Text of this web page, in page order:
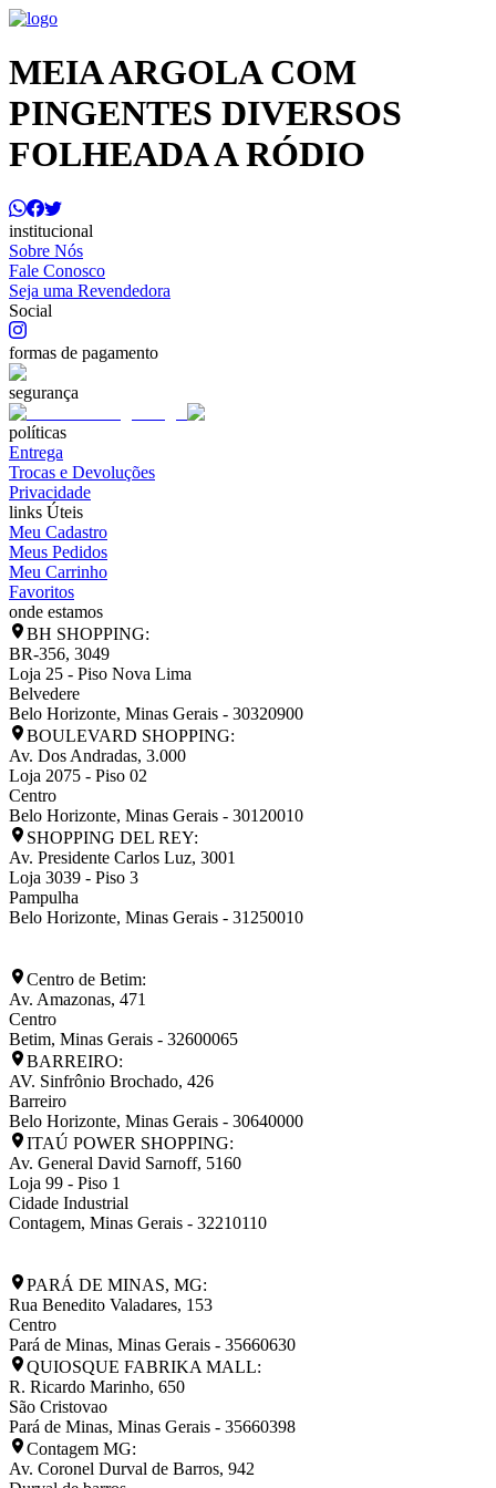
MEIA ARGOLA COM
PINGENTES DIVERSOS
FOLHEADA A RÓDIO
institucional
Sobre Nós
Fale Conosco
Seja uma Revendedora
Social
formas de pagamento
segurança
políticas
Entrega
Trocas e Devoluções
Privacidade
links Úteis
Meu Cadastro
Meus Pedidos
Meu Carrinho
Favoritos
onde estamos
BH SHOPPING:
BR-356, 3049
Loja 25 - Piso Nova Lima
Belvedere
Belo Horizonte, Minas Gerais - 30320900
BOULEVARD SHOPPING:
Av. Dos Andradas, 3.000
Loja 2075 - Piso 02
Centro
Belo Horizonte, Minas Gerais - 30120010
SHOPPING DEL REY:
Av. Presidente Carlos Luz, 3001
Loja 3039 - Piso 3
Pampulha
Belo Horizonte, Minas Gerais - 31250010
Centro de Betim:
Av. Amazonas, 471
Centro
Betim, Minas Gerais - 32600065
BARREIRO:
AV. Sinfrônio Brochado, 426
Barreiro
Belo Horizonte, Minas Gerais - 30640000
ITAÚ POWER SHOPPING:
Av. General David Sarnoff, 5160
Loja 99 - Piso 1
Cidade Industrial
Contagem, Minas Gerais - 32210110
PARÁ DE MINAS, MG:
Rua Benedito Valadares, 153
Centro
Pará de Minas, Minas Gerais - 35660630
QUIOSQUE FABRIKA MALL:
R. Ricardo Marinho, 650
São Cristovao
Pará de Minas, Minas Gerais - 35660398
Contagem MG:
Av. Coronel Durval de Barros, 942